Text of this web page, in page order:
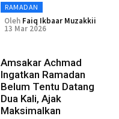
RAMADAN
Oleh Faiq Ikbaar Muzakkii
13 Mar 2026
Amsakar Achmad
Ingatkan Ramadan
Belum Tentu Datang
Dua Kali, Ajak
Maksimalkan